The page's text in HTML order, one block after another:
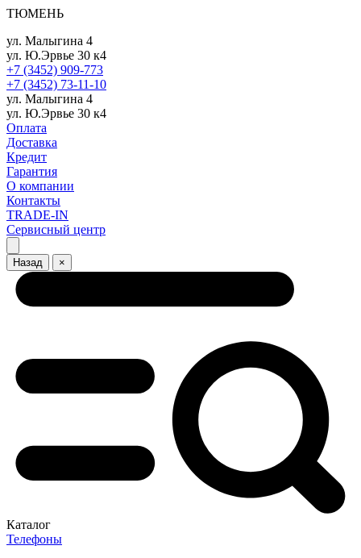
ТЮМЕНЬ
ул. Малыгина 4
ул. Ю.Эрвье 30 к4
+7 (3452) 909-773
+7 (3452) 73-11-10
ул. Малыгина 4
ул. Ю.Эрвье 30 к4
Оплата
Доставка
Кредит
Гарантия
О компании
Контакты
TRADE-IN
Сервисный центр
Назад ×
Каталог
Телефоны